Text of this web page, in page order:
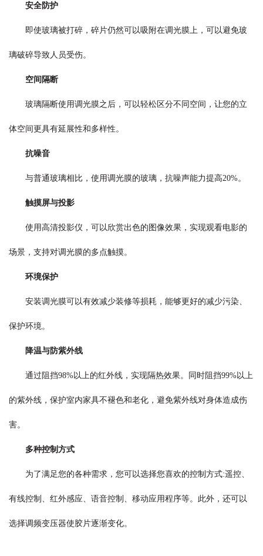
安全防护
即使玻璃被打碎，碎片仍然可以吸附在调光膜上，可以避免玻
璃破碎导致人员受伤。
空间隔断
玻璃隔断使用调光膜之后，可以轻松区分不同空间，让您的立
体空间更具有延展性和多样性。
抗噪音
与普通玻璃相比，使用调光膜的玻璃，抗噪声能力提高20%。
触摸屏与投影
使用高清投影仪，可以欣赏出色的图像效果，实现观看电影的
场景，支持对调光膜的多点触摸。
环境保护
安装调光膜可以有效减少装修等损耗，能够更好的减少污染、
保护环境。
降温与防紫外线
通过阻挡98%以上的红外线，实现隔热效果。同时阻挡99%以上
的紫外线，保护室内家具不褪色和老化，避免紫外线对身体造成伤
害。
多种控制方式
为了满足您的各种需求，您可以选择您喜欢的控制方式:遥控、
有线控制、红外感应、语音控制、移动应用程序等。此外，还可以
选择调频变压器使胶片逐渐变化。